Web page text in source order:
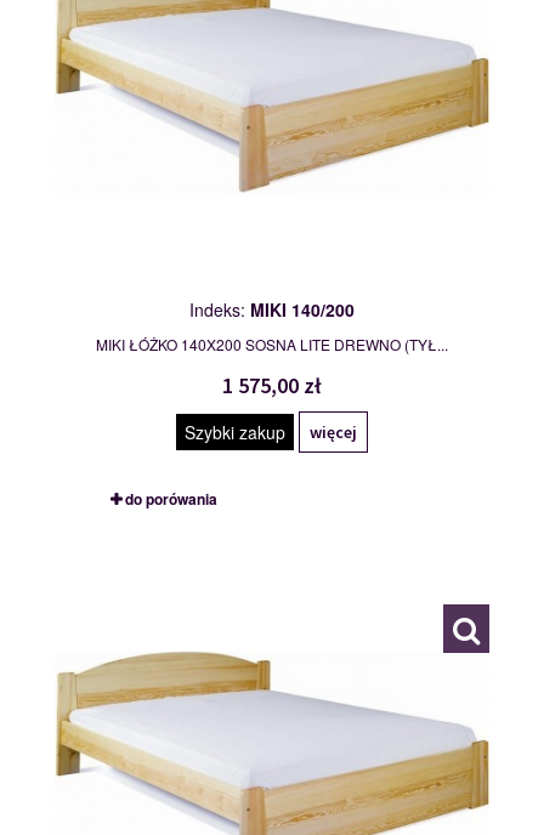
Indeks: MIKI 140/200
MIKI ŁÓŻKO 140X200 SOSNA LITE DREWNO (TYŁ...
1 575,00 zł
Szybki zakup więcej
do porówania